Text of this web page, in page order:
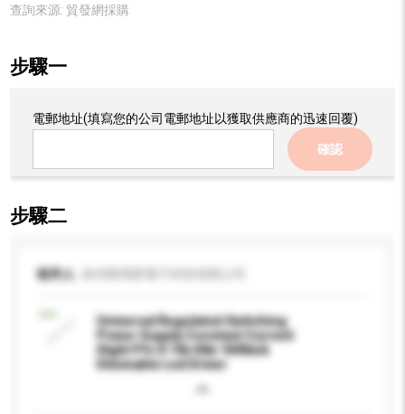
查詢來源: 貿發網採購
步驟一
電郵地址(填寫您的公司電郵地址以獲取供應商的迅速回覆)
確認
步驟二
收件人
Universal Regulated Switching
Power Supply Constant Current
Hight Pfc 0-10v 40w 1400mA
Dimmable Led Driver